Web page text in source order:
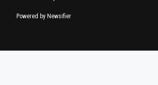
Powered by Newsifier